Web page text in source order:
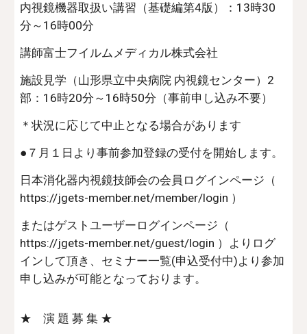
内視鏡機器取扱い講習（基礎編第4版）：13時30
分～16時00分
講師富士フイルムメディカル株式会社
施設見学（山形県立中央病院 内視鏡センター）2
部：16時20分～16時50分（事前申し込み不要）
＊状況に応じて中止となる場合があります
●７月１日より事前参加登録の受付を開始します。
日本消化器内視鏡技師会の会員ログインページ（
https://jgets-member.net/member/login ）
またはゲストユーザーログインページ（
https://jgets-member.net/guest/login ）よりログ
インして頂き、セミナー一覧(申込受付中)より参加
申し込みが可能となっております。
★ 演 題 募 集 ★